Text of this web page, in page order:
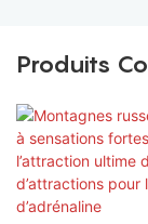
Produits